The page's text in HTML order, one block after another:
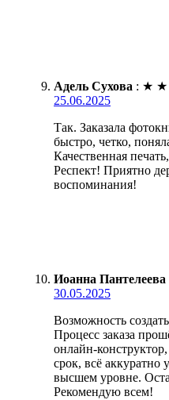
Адель Сухова : ★ ★
25.06.2025
Так. Заказала
быстро, четко,
Качественная
Респект! Приятно
воспоминания!
Иоанна Пантелеева
30.05.2025
Возможность
Процесс заказа
онлайн-
срок, всё аккуратно
высшем уровне.
Рекомендую всем!